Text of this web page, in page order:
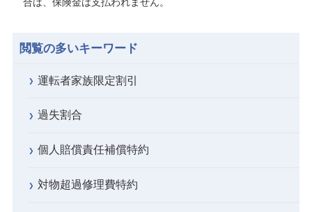
合は、保険金は支払われません。
閲覧の多いキーワード
運転者家族限定割引
過失割合
個人賠償責任補償特約
対物超過修理費特約